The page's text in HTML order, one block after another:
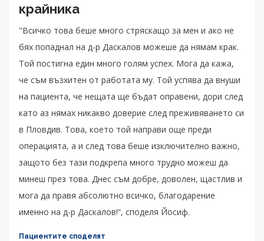
крайника
"Всичко това беше много стряскащо за мен и ако не
бях попаднал на д-р Даскалов можеше да нямам крак.
Той постигна един много голям успех. Мога да кажа,
че съм възхитен от работата му. Той успява да внуши
на пациента, че нещата ще бъдат оправени, дори след
като аз нямах никакво доверие след преживяването си
в Пловдив. Това, което той направи още преди
операцията, а и след това беше изключително важно,
защото без тази подкрепа много трудно можеш да
минеш през това. Днес съм добре, доволен, щастлив и
мога да правя абсолютно всичко, благодарение
именно на д-р Даскалов!“, споделя Йосиф.
Пациентите споделят